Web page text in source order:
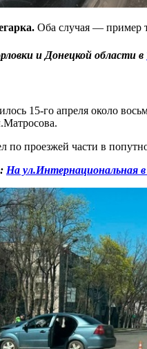
Оба случая — пример
и Донецкой области в
15-го апреля около
по проезжей части в
На ул.Интернациональная